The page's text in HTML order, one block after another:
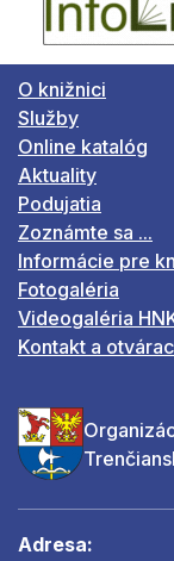
O knižnici
Služby
Online katalóg
Aktuality
Podujatia
Zoznámte sa ...
Informácie pre
Fotogaléria
Videogaléria
Kontakt a
Adresa: